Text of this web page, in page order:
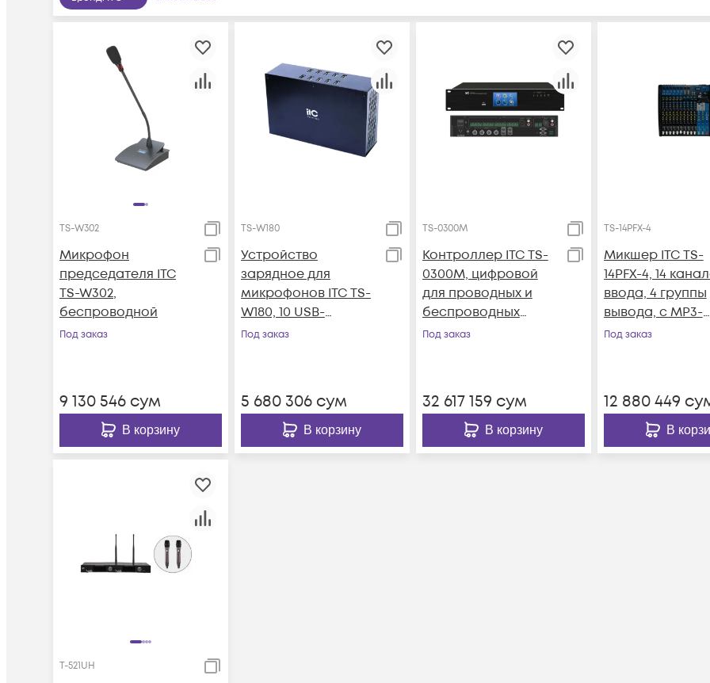
TS-W302
Микрофон
председателя ITC
TS-W302,
беспроводной
Под заказ
9 130 546 сум
В корзину
TS-W180
Устройство
зарядное для
микрофонов ITC TS-
W180, 10 USB-
разъемов
Под заказ
5 680 306сум
В корзину
TS-0300M
Контроллер ITC TS-
0300M, цифровой
для проводных и
беспроводных
конференц-систем
Под заказ
32 617 159 сум
В корзину
TS-14PFX-4
Микшер ITC TS-
14PFX-4, 14
ввода, 4 группы
вывода, с MP3-
плеером и 24-
Под заказ
12 880 449
В
T-521UH